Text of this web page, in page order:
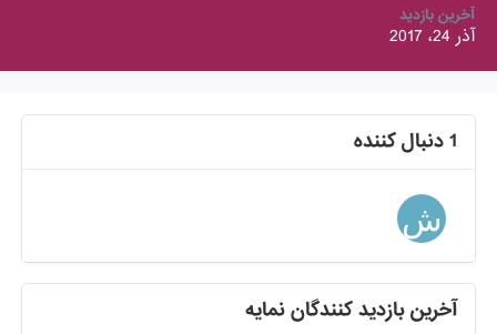
آخرین بازدید
آذر 24، 2017
1 دنبال کننده
آخرین بازدید کنندگان نمایه